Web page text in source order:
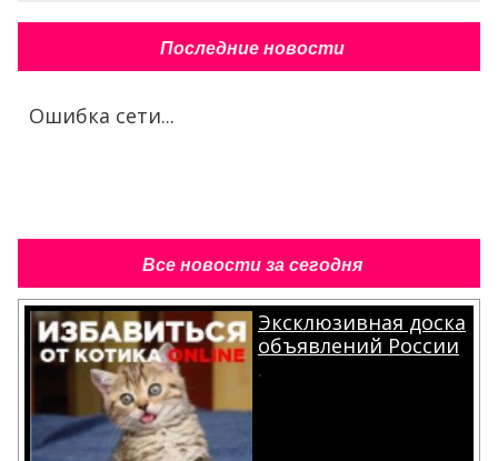
Последние новости
Ошибка сети...
Все новости за сегодня
Эксклюзивная доска
объявлений России
.